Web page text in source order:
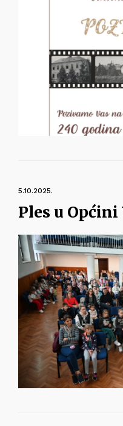
5.10.2025.
Ples u